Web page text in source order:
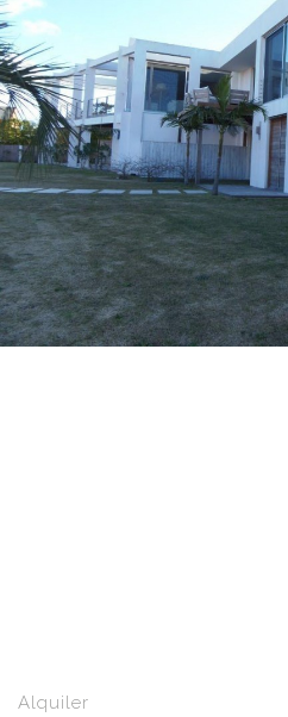
Alquiler